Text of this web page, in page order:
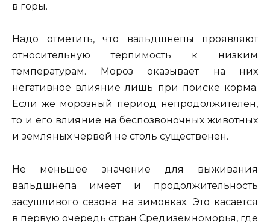
в горы.
Надо отметить, что вальдшнепы проявляют
относительную терпимость к низким
температурам. Мороз оказывает на них
негативное влияние лишь при поиске корма.
Если же морозный период непродолжителен,
то и его влияние на беспозвоночных животных
и земляных червей не столь существенен.
Не меньшее значение для выживания
вальдшнепа имеет и продолжительность
засушливого сезона на зимовках. Это касается
в первую очередь стран Средиземноморья, где